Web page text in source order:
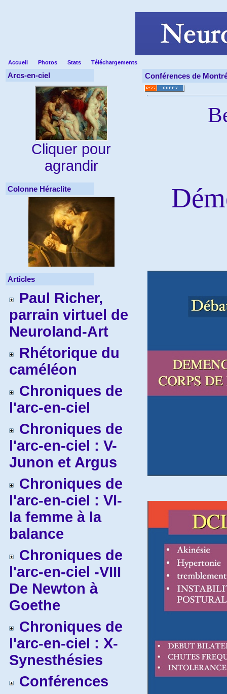
Accueil Photos Stats Téléchargements
Arcs-en-ciel
Cliquer pour
agrandir
Colonne Héraclite
Articles
Paul Richer,
parrain virtuel de
Neuroland-Art
Rhétorique du
caméléon
Chroniques de
l'arc-en-ciel
Chroniques de
l'arc-en-ciel : V-
Junon et Argus
Chroniques de
l'arc-en-ciel : VI-
la femme à la
balance
Chroniques de
l'arc-en-ciel -VIII
De Newton à
Goethe
Chroniques de
l'arc-en-ciel : X-
Synesthésies
Conférences
Conférences de